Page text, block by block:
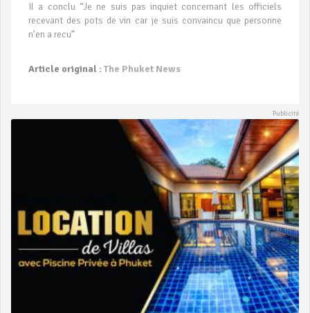
Il a conclu “Je ne suis pas inquiet concernant les officiels
recevant des pots de vin car je suis convaincu que personne
n’en a recu”
Article original :The Phuket News